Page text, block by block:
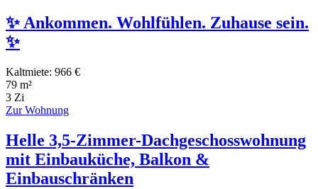
✨ Ankommen. Wohlfühlen. Zuhause sein.
✨
Kaltmiete: 966 €
79 m²
3 Zi
Zur Wohnung
Helle 3,5-Zimmer-Dachgeschosswohnung
mit Einbauküche, Balkon &
Einbauschränken